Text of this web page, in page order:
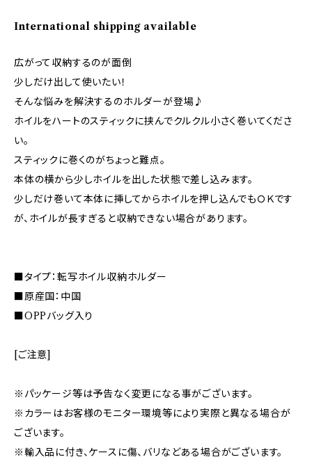
International shipping available
広がって収納するのが面倒
少しだけ出して使いたい！
そんな悩みを解決するのホルダーが登場♪
ホイルをハートのスティックに挟んでクルクル小さく巻いてくださ
い。
スティックに巻くのがちょっと難点。
本体の横から少しホイルを出した状態で差し込みます。
少しだけ巻いて本体に挿してからホイルを押し込んでもＯＫです
が、ホイルが長すぎると収納できない場合があります。
■タイプ：転写ホイル収納ホルダー
■原産国：中国
■OPPバッグ入り
[ご注意]
※パッケージ等は予告なく変更になる事がございます。
※カラーはお客様のモニター環境等により実際と異なる場合が
ございます。
※輸入品に付き、ケースに傷、バリなどある場合がございます。